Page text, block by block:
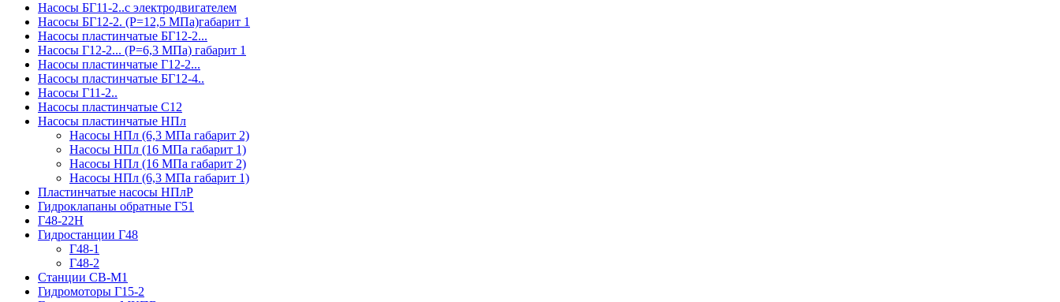
Насосы БГ11-2..с электродвигателем
Насосы БГ12-2. (Р=12,5 МПа)габарит 1
Насосы пластинчатые БГ12-2...
Насосы Г12-2... (Р=6,3 МПа) габарит 1
Насосы пластинчатые Г12-2...
Насосы пластинчатые БГ12-4..
Насосы Г11-2..
Насосы пластинчатые С12
Насосы пластинчатые НПл
Насосы НПл (6,3 МПа габарит 2)
Насосы НПл (16 МПа габарит 1)
Насосы НПл (16 МПа габарит 2)
Насосы НПл (6,3 МПа габарит 1)
Пластинчатые насосы НПлР
Гидроклапаны обратные Г51
Г48-22Н
Гидростанции Г48
Г48-1
Г48-2
Станции СВ-М1
Гидромоторы Г15-2